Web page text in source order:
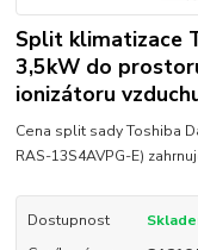
Split klimatizace
3,5kW do
ionizátoru
Cena split sady Toshiba
RAS-13S4AVPG-E)
Dostupnost